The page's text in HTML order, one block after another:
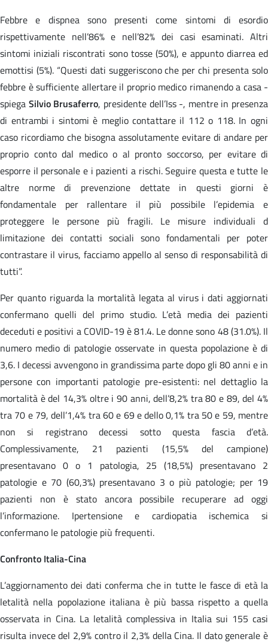
Febbre e dispnea sono presenti come sintomi di esordio
rispettivamente nell’86% e nell’82% dei casi esaminati. Altri
sintomi iniziali riscontrati sono tosse (50%), e appunto diarrea ed
emottisi (5%). “Questi dati suggeriscono che per chi presenta solo
febbre è sufficiente allertare il proprio medico rimanendo a casa -
spiega Silvio Brusaferro, presidente dell’Iss -, mentre in presenza
di entrambi i sintomi è meglio contattare il 112 o 118. In ogni
caso ricordiamo che bisogna assolutamente evitare di andare per
proprio conto dal medico o al pronto soccorso, per evitare di
esporre il personale e i pazienti a rischi. Seguire questa e tutte le
altre norme di prevenzione dettate in questi giorni è
fondamentale per rallentare il più possibile l’epidemia e
proteggere le persone più fragili. Le misure individuali d
limitazione dei contatti sociali sono fondamentali per poter
contrastare il virus, facciamo appello al senso di responsabilità di
tutti”.
Per quanto riguarda la mortalità legata al virus i dati aggiornati
confermano quelli del primo studio. L’età media dei pazienti
deceduti e positivi a COVID-19 è 81.4. Le donne sono 48 (31.0%). Il
numero medio di patologie osservate in questa popolazione è di
3,6. I decessi avvengono in grandissima parte dopo gli 80 anni e in
persone con importanti patologie pre-esistenti: nel dettaglio la
mortalità è del 14,3% oltre i 90 anni, dell’8,2% tra 80 e 89, del 4%
tra 70 e 79, dell’1,4% tra 60 e 69 e dello 0,1% tra 50 e 59, mentre
non si registrano decessi sotto questa fascia d’età.
Complessivamente, 21 pazienti (15,5% del campione)
presentavano 0 o 1 patologia, 25 (18,5%) presentavano 2
patologie e 70 (60,3%) presentavano 3 o più patologie; per 19
pazienti non è stato ancora possibile recuperare ad oggi
l’informazione. Ipertensione e cardiopatia ischemica si
confermano le patologie più frequenti.
Confronto Italia-Cina
L’aggiornamento dei dati conferma che in tutte le fasce di età la
letalità nella popolazione italiana è più bassa rispetto a quella
osservata in Cina. La letalità complessiva in Italia sui 155 casi
risulta invece del 2,9% contro il 2,3% della Cina. Il dato generale è